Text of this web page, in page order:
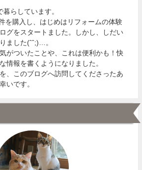
らしています。
を購入し、はじめはリフォームの体験
グをスタートました。しかし、しだい
ました(ˆˆ;)…。
がついたことや、これは便利かも！快
情報を書くようになりました。
、このブログへ訪問してくださったあ
いです。